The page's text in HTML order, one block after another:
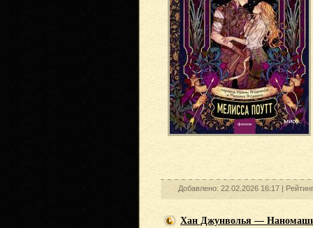
Добавлено: 22.02.2026 16:17 |
Хан Джунволья —